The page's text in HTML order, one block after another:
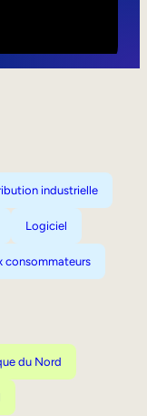
industrielle
Logiciel
consommateurs
du Nord